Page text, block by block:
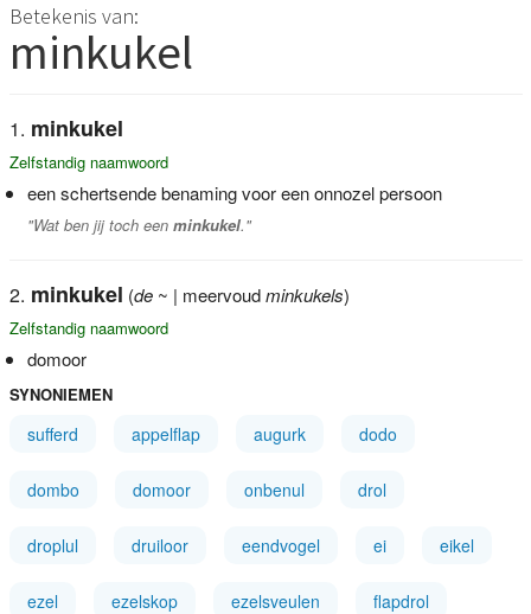
Betekenis van:
minkukel
minkukel
Zelfstandig naamwoord
een schertsende benaming voor een onnozel persoon
"Wat ben jij toch een minkukel."
minkukel (de~ | meervoudminkukels)
Zelfstandig naamwoord
domoor
SYNONIEMEN
sufferd appelflap augurk dodo
dombo domoor onbenul drol
droplul druiloor eendvogel ei eikel
ezel ezelskop ezelsveulen flapdrol